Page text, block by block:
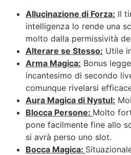
Allucinazione di Forza: Il
intelligenza lo rende una
molto dalla permissività
Alterare se Stesso: Utile
Arma Magica: Bonus
incantesimo di secondo
comunque rivelarsi
Aura Magica di Nystul:
Blocca Persone: Molto
pone facilmente fine allo
si avrà perso uno slot.
Bocca Magica: